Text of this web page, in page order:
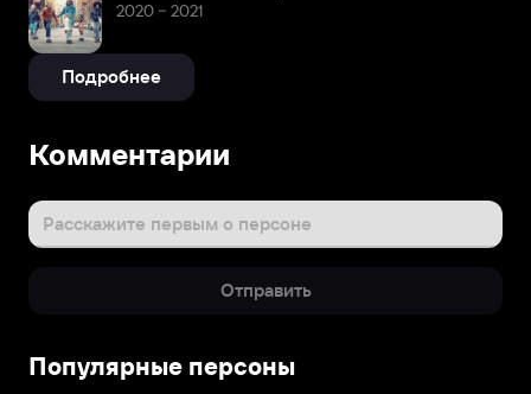
2020 – 2021
Подробнее
Комментарии
Расскажите первым о персоне
Отправить
Популярные персоны